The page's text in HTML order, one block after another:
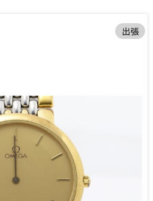
出張